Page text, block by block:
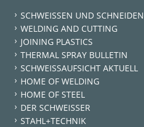
SCHWEISSEN UND SCHNEIDEN
WELDING AND CUTTING
JOINING PLASTICS
THERMAL SPRAY BULLETIN
SCHWEISSAUFSICHT AKTUELL
HOME OF WELDING
HOME OF STEEL
DER SCHWEISSER
STAHL+TECHNIK